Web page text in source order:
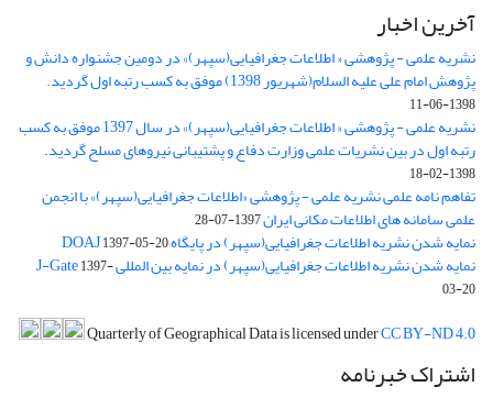
آخرین اخبار
نشریه علمی - پژوهشی « اطلاعات جغرافیایی(سپهر)» در دومین جشنواره دانش و
پژوهش امام علی علیه السلام(شهریور 1398) موفق به کسب رتبه اول گردید.
1398-06-11
نشریه علمی - پژوهشی « اطلاعات جغرافیایی(سپهر)» در سال 1397 موفق به کسب
رتبه اول در بین نشریات علمی وزارت دفاع و پشتیبانی نیروهای مسلح گردید.
1398-02-18
تفاهم نامه علمی نشریه علمی - پژوهشی «اطلاعات جغرافیایی(سپهر)» با انجمن
علمی سامانه های اطلاعات مکانی ایران1397-07-28
نمایه شدن نشریه اطلاعات جغرافیایی(سپهر) در پایگاه DOAJ1397-05-20
نمایه شدن نشریه اطلاعات جغرافیایی(سپهر) در نمایه بین المللی J-Gate1397-
03-20
Quarterly of Geographical Data is licensed underCC BY-ND 4.0
اشتراک خبرنامه